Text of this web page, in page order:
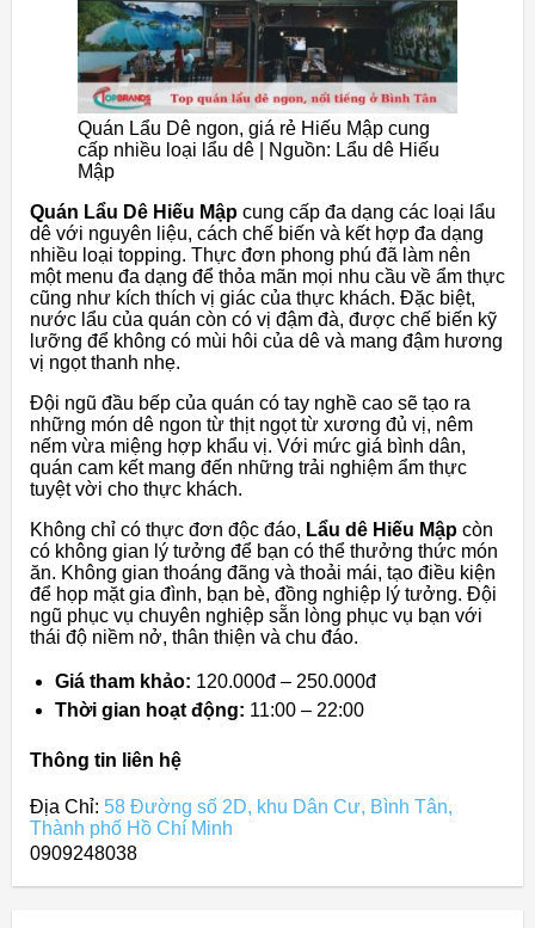
Quán Lẩu Dê ngon, giá rẻ Hiếu Mập cung
cấp nhiều loại lẩu dê | Nguồn: Lẩu dê Hiếu
Mập
Quán Lẩu Dê Hiếu Mập cung cấp đa dạng các loại lẩu
dê với nguyên liệu, cách chế biến và kết hợp đa dạng
nhiều loại topping. Thực đơn phong phú đã làm nên
một menu đa dạng để thỏa mãn mọi nhu cầu về ẩm thực
cũng như kích thích vị giác của thực khách. Đặc biệt,
nước lẩu của quán còn có vị đậm đà, được chế biến kỹ
lưỡng để không có mùi hôi của dê và mang đậm hương
vị ngọt thanh nhẹ.
Đội ngũ đầu bếp của quán có tay nghề cao sẽ tạo ra
những món dê ngon từ thịt ngọt từ xương đủ vị, nêm
nếm vừa miệng hợp khẩu vị. Với mức giá bình dân,
quán cam kết mang đến những trải nghiệm ẩm thực
tuyệt vời cho thực khách.
Không chỉ có thực đơn độc đáo, Lẩu dê Hiếu Mập còn
có không gian lý tưởng để bạn có thể thưởng thức món
ăn. Không gian thoáng đãng và thoải mái, tạo điều kiện
để họp mặt gia đình, bạn bè, đồng nghiệp lý tưởng. Đội
ngũ phục vụ chuyên nghiệp sẵn lòng phục vụ bạn với
thái độ niềm nở, thân thiện và chu đáo.
Giá tham khảo: 120.000đ – 250.000đ
Thời gian hoạt động: 11:00 – 22:00
Thông tin liên hệ
Địa Chỉ: 58 Đường số 2D, khu Dân Cư, Bình Tân,
Thành phố Hồ Chí Minh
0909248038